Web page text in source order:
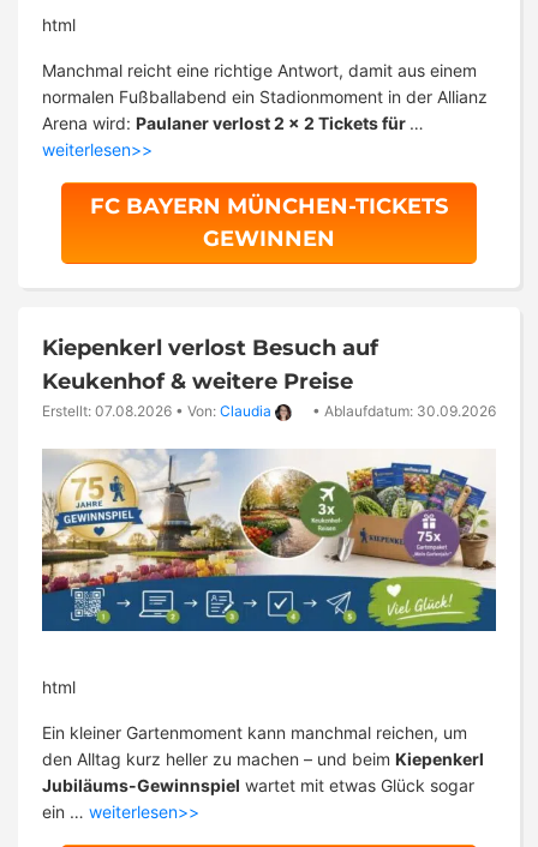
html
Manchmal reicht eine richtige Antwort, damit aus einem
normalen Fußballabend ein Stadionmoment in der Allianz
Arena wird: Paulaner verlost 2 x 2 Tickets für …
weiterlesen>>
FC BAYERN MÜNCHEN-TICKETS
GEWINNEN
Kiepenkerl verlost Besuch auf
Keukenhof & weitere Preise
Erstellt: 07.08.2026 • Von: Claudia • Ablaufdatum: 30.09.2026
html
Ein kleiner Gartenmoment kann manchmal reichen, um
den Alltag kurz heller zu machen – und beim Kiepenkerl
Jubiläums-Gewinnspiel wartet mit etwas Glück sogar
ein … weiterlesen>>